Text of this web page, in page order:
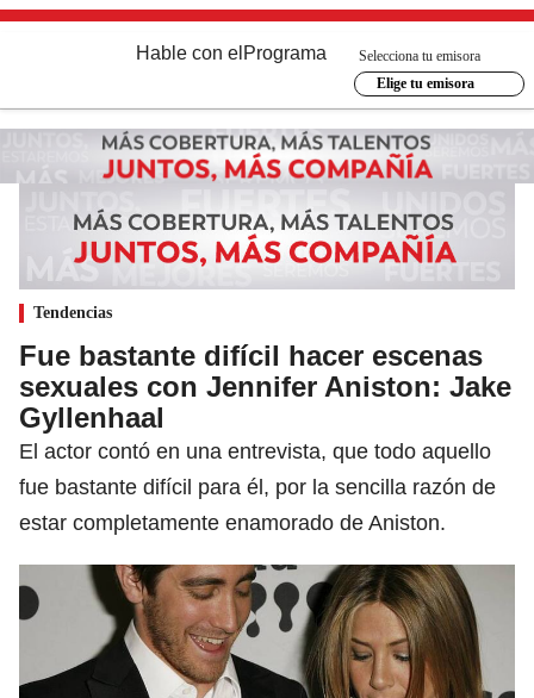
Hable con el Programa
Selecciona tu emisora
Elige tu emisora
Tendencias
Fue bastante difícil hacer escenas
sexuales con Jennifer Aniston: Jake
Gyllenhaal
El actor contó en una entrevista, que todo aquello
fue bastante difícil para él, por la sencilla razón de
estar completamente enamorado de Aniston.